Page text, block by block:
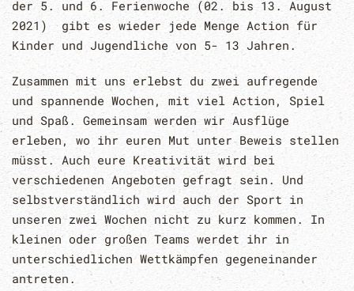
der 5. und 6. Ferienwoche (02. bis 13. August
2021) gibt es wieder jede Menge Action für
Kinder und Jugendliche von 5- 13 Jahren.
Zusammen mit uns erlebst du zwei aufregende
und spannende Wochen, mit viel Action, Spiel
und Spaß. Gemeinsam werden wir Ausflüge
erleben, wo ihr euren Mut unter Beweis stellen
müsst. Auch eure Kreativität wird bei
verschiedenen Angeboten gefragt sein. Und
selbstverständlich wird auch der Sport in
unseren zwei Wochen nicht zu kurz kommen. In
kleinen oder großen Teams werdet ihr in
unterschiedlichen Wettkämpfen gegeneinander
antreten.